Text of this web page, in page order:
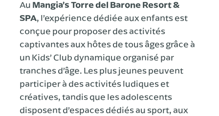
Au Mangia’s Torre del Barone Resort &
SPA, l’expérience dédiée aux enfants est
conçue pour proposer des activités
captivantes aux hôtes de tous âges grâce à
un Kids’ Club dynamique organisé par
tranches d’âge. Les plus jeunes peuvent
participer à des activités ludiques et
créatives, tandis que les adolescents
disposent d’espaces dédiés au sport, aux